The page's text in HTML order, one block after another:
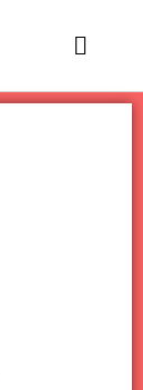
Main